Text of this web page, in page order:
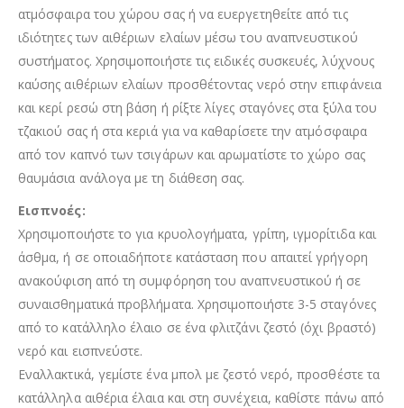
ατμόσφαιρα του χώρου σας ή να ευεργετηθείτε από τις
ιδιότητες των αιθέριων ελαίων μέσω του αναπνευστικού
συστήματος. Χρησιμοποιήστε τις ειδικές συσκευές, λύχνους
καύσης αιθέριων ελαίων προσθέτοντας νερό στην επιφάνεια
και κερί ρεσώ στη βάση ή ρίξτε λίγες σταγόνες στα ξύλα του
τζακιού σας ή στα κεριά για να καθαρίσετε την ατμόσφαιρα
από τον καπνό των τσιγάρων και αρωματίστε το χώρο σας
θαυμάσια ανάλογα με τη διάθεση σας.
Εισπνοές:
Χρησιμοποιήστε το για κρυολογήματα, γρίπη, ιγμορίτιδα και
άσθμα, ή σε οποιαδήποτε κατάσταση που απαιτεί γρήγορη
ανακούφιση από τη συμφόρηση του αναπνευστικού ή σε
συναισθηματικά προβλήματα. Χρησιμοποιήστε 3-5 σταγόνες
από το κατάλληλο έλαιο σε ένα φλιτζάνι ζεστό (όχι βραστό)
νερό και εισπνεύστε.
Εναλλακτικά, γεμίστε ένα μπολ με ζεστό νερό, προσθέστε τα
κατάλληλα αιθέρια έλαια και στη συνέχεια, καθίστε πάνω από